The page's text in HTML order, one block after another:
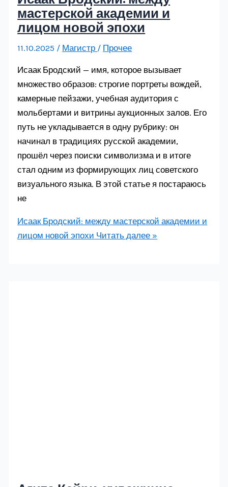
мастерской академии и
лицом новой эпохи
11.10.2025 / Магистр / Прочее
Исаак Бродский — имя, которое вызывает
множество образов: строгие портреты вождей,
камерные пейзажи, учебная аудитория с
мольбертами и витрины аукционных залов. Его
путь не укладывается в одну рубрику: он
начинал в традициях русской академии,
прошёл через поиски символизма и в итоге
стал одним из формирующих лиц советского
визуального языка. В этой статье я постараюсь
не
Исаак Бродский: между мастерской академии и
лицом новой эпохи Читать далее »